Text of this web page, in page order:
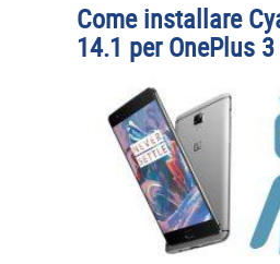
Come installare
14.1 per OnePlus 3